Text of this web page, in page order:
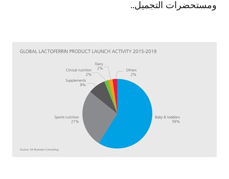
ومستحضرات التجميل..